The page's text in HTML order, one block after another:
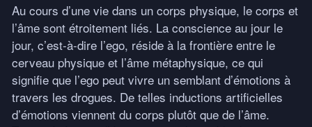
Au cours d’une vie dans un corps physique, le corps et
l’âme sont étroitement liés. La conscience au jour le
jour, c’est-à-dire l’ego, réside à la frontière entre le
cerveau physique et l’âme métaphysique, ce qui
signifie que l’ego peut vivre un semblant d’émotions à
travers les drogues. De telles inductions artificielles
d’émotions viennent du corps plutôt que de l’âme.